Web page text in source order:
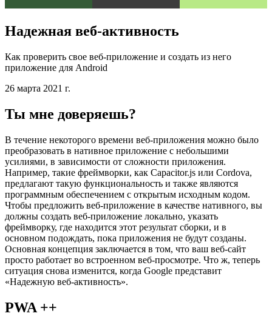
Надежная веб-активность
Как проверить свое веб-приложение и создать из него
приложение для Android
26 марта 2021 г.
Ты мне доверяешь?
В течение некоторого времени веб-приложения можно было
преобразовать в нативное приложение с небольшими
усилиями, в зависимости от сложности приложения.
Например, такие фреймворки, как Capacitor.js или Cordova,
предлагают такую функциональность и также являются
программным обеспечением с открытым исходным кодом.
Чтобы предложить веб-приложение в качестве нативного, вы
должны создать веб-приложение локально, указать
фреймворку, где находится этот результат сборки, и в
основном подождать, пока приложения не будут созданы.
Основная концепция заключается в том, что ваш веб-сайт
просто работает во встроенном веб-просмотре. Что ж, теперь
«Надежную веб-активность».